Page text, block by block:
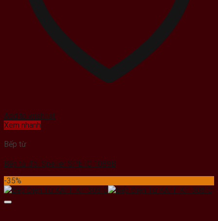
Add to wishlist
Xem nhanh
Bếp từ
Bếp từ đôi Spelier SPE IC 1089B
-35%